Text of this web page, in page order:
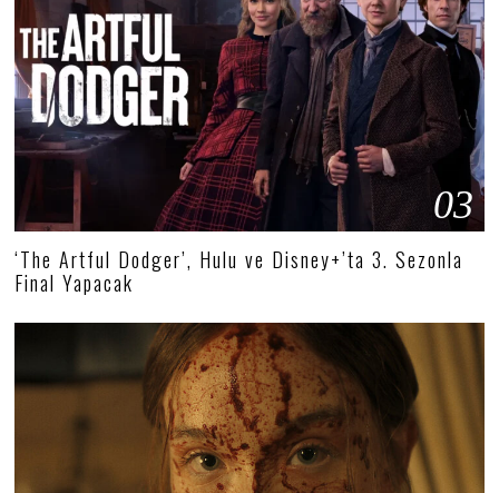
03
‘The Artful Dodger’, Hulu ve Disney+’ta 3. Sezonla
Final Yapacak